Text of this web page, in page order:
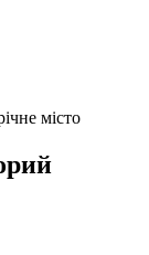
місто